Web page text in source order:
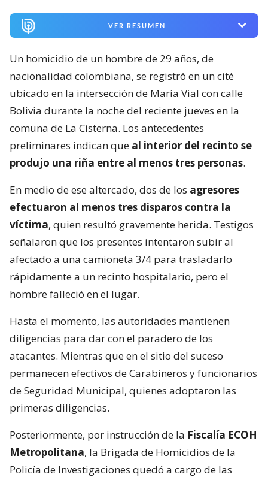
VER RESUMEN
Un homicidio de un hombre de 29 años, de
nacionalidad colombiana, se registró en un cité
ubicado en la intersección de María Vial con calle
Bolivia durante la noche del reciente jueves en la
comuna de La Cisterna. Los antecedentes
preliminares indican que al interior del recinto se
produjo una riña entre al menos tres personas.
En medio de ese altercado, dos de los agresores
efectuaron al menos tres disparos contra la
víctima, quien resultó gravemente herida. Testigos
señalaron que los presentes intentaron subir al
afectado a una camioneta 3/4 para trasladarlo
rápidamente a un recinto hospitalario, pero el
hombre falleció en el lugar.
Hasta el momento, las autoridades mantienen
diligencias para dar con el paradero de los
atacantes. Mientras que en el sitio del suceso
permanecen efectivos de Carabineros y funcionarios
de Seguridad Municipal, quienes adoptaron las
primeras diligencias.
Posteriormente, por instrucción de la Fiscalía ECOH
Metropolitana, la Brigada de Homicidios de la
Policía de Investigaciones quedó a cargo de las